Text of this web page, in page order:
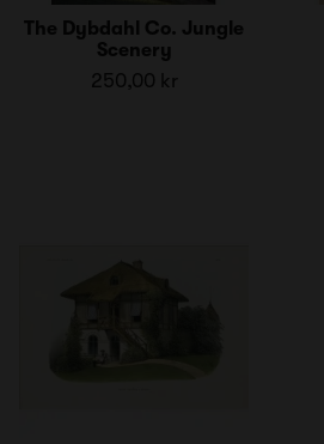
The Dybdahl Co. Jungle
Scenery
250,00 kr